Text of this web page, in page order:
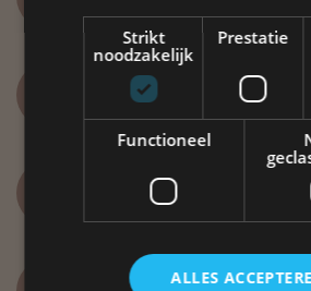
Distribution rapide
Grâce à 42 000 m2 d'entrepôt
Vous avez des questions ?
info@label51.com
+31(0)318-479 837
Strikt
noodzakelijk
Prestatie
Functioneel
ALLES